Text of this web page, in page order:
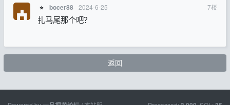
⭐ bocer88 2024-6-25 7楼
扎马尾那个吧？
返回